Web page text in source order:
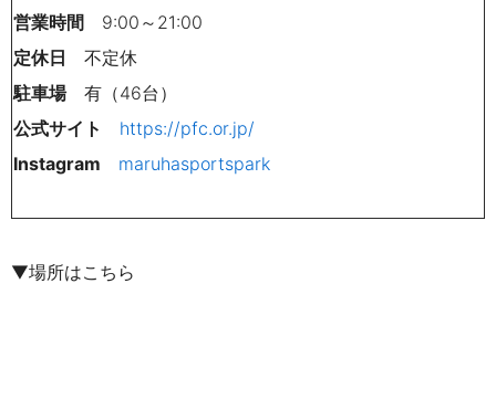
営業時間 9:00～21:00
定休日 不定休
駐車場有（46台）
公式サイト
https://pfc.or.jp/
Instagram
maruhasportspark
▼場所はこちら